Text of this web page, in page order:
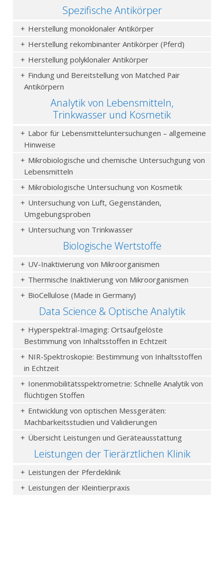
Spezifische Antikörper
Herstellung monoklonaler Antikörper
Herstellung rekombinanter Antikörper (Pferd)
Herstellung polyklonaler Antikörper
Findung und Bereitstellung von Matched Pair
Antikörpern
Analytik von Lebensmitteln,
Trinkwasser und Kosmetik
Labor für Lebensmitteluntersuchungen – allgemeine
Hinweise
Mikrobiologische und chemische Untersuchgung von
Lebensmitteln
Mikrobiologische Untersuchung von Kosmetik
Untersuchung von Luft, Gegenständen,
Umgebungsproben
Untersuchung von Trinkwasser
Biologische Wertstoffe
UV-Inaktivierung von Mikroorganismen
Thermische Inaktivierung von Mikroorganismen
BioCellulose (Made in Germany)
Data Science & Optische Analytik
Hyperspektral-Imaging: Ortsaufgelöste
Bestimmung von Inhaltsstoffen in Echtzeit
NIR-Spektroskopie: Bestimmung von Inhaltsstoffen
in Echtzeit
Ionenmobilitätsspektrometrie: Schnelle Analytik von
flüchtigen Stoffen
Entwicklung von optischen Messgeräten:
Machbarkeitsstudien und Validierungen
Übersicht Leistungen und Geräteausstattung
Leistungen der Tierärztlichen Klinik
Leistungen der Pferdeklinik
Leistungen der Kleintierpraxis